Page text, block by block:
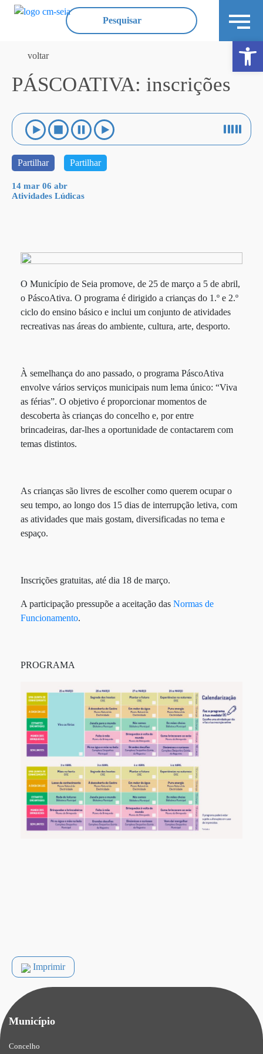
voltar
PÁSCOATIVA: inscrições
Partilhar Partilhar
14 mar 06 abr
Atividades Lúdicas
O Município de Seia promove, de 25 de março a 5 de abril,
o PáscoAtiva. O programa é dirigido a crianças do 1.º e 2.º
ciclo do ensino básico e inclui um conjunto de atividades
recreativas nas áreas do ambiente, cultura, arte, desporto.
À semelhança do ano passado, o programa PáscoAtiva
envolve vários serviços municipais num lema único: “Viva
as férias”. O objetivo é proporcionar momentos de
descoberta às crianças do concelho e, por entre
brincadeiras, dar-lhes a oportunidade de contactarem com
temas distintos.
As crianças são livres de escolher como querem ocupar o
seu tempo, ao longo dos 15 dias de interrupção letiva, com
as atividades que mais gostam, diversificadas no tema e
espaço.
Inscrições gratuitas, até dia 18 de março.
A participação pressupõe a aceitação das Normas de
Funcionamento.
PROGRAMA
Imprimir
Município
Concelho